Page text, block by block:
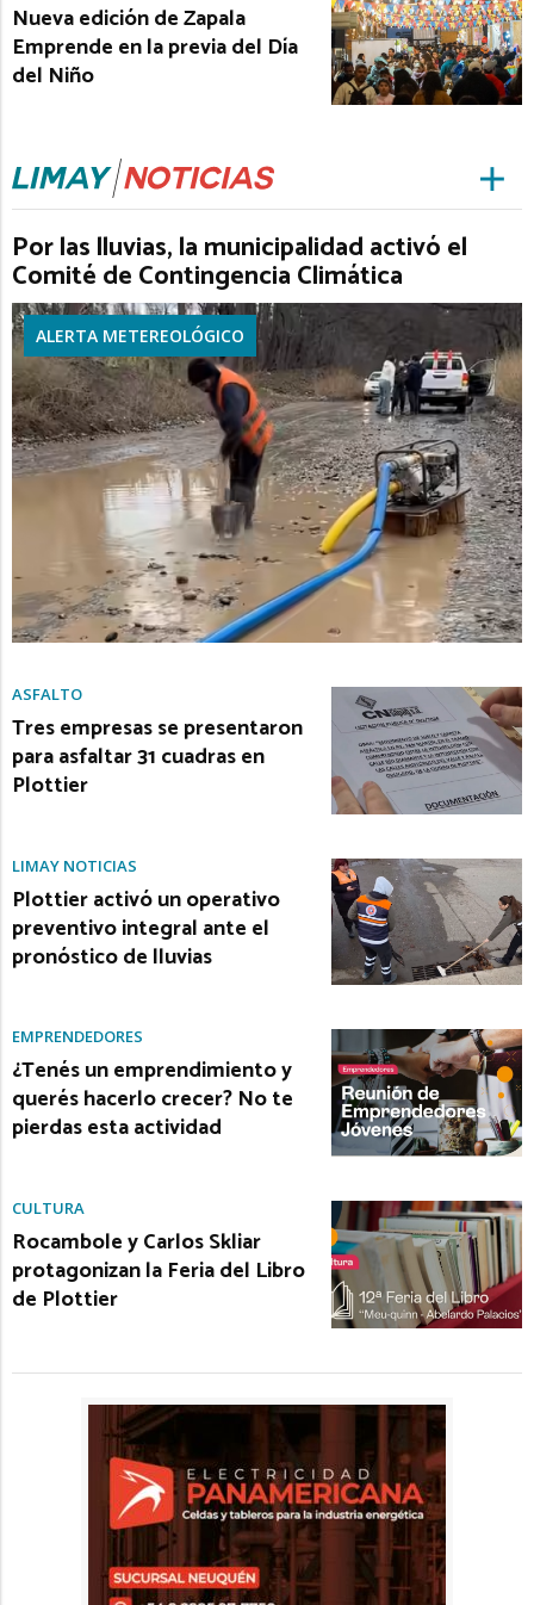
Nueva edición de Zapala
Emprende en la previa del Día
del Niño
Por las lluvias, la municipalidad activó el
Comité de Contingencia Climática
ALERTA METEREOLÓGICO
ASFALTO
Tres empresas se presentaron
para asfaltar 31 cuadras en
Plottier
LIMAY NOTICIAS
Plottier activó un operativo
preventivo integral ante el
pronóstico de lluvias
EMPRENDEDORES
¿Tenés un emprendimiento y
querés hacerlo crecer? No te
pierdas esta actividad
CULTURA
Rocambole y Carlos Skliar
protagonizan la Feria del Libro
de Plottier